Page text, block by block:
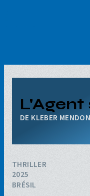
KLEBER
THRILLER
2025
BRÉSIL